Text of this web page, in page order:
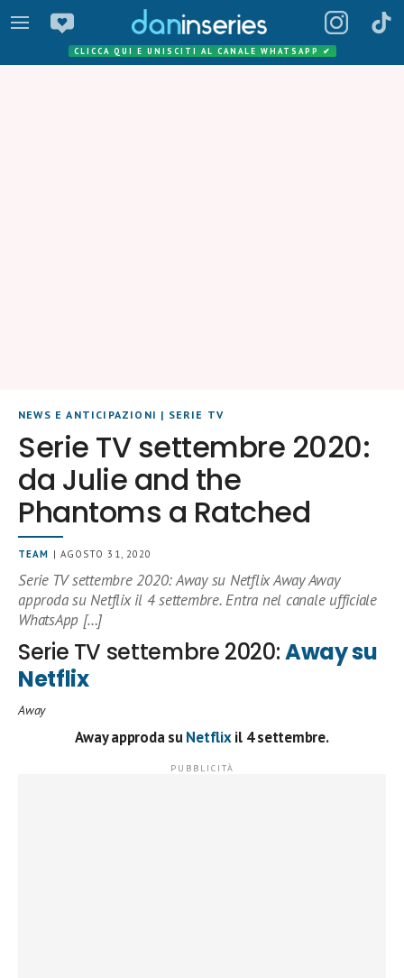
CLICCA QUI E UNISCITI AL CANALE WHATSAPP ✔
NEWS E ANTICIPAZIONI | SERIE TV
Serie TV settembre 2020:
da Julie and the
Phantoms a Ratched
TEAM | AGOSTO 31, 2020
Serie TV settembre 2020: Away su Netflix Away Away
approda su Netflix il 4 settembre. Entra nel canale ufficiale
WhatsApp […]
Serie TV settembre 2020:Away su
Netflix
Away
Away approda suNetflixil 4 settembre.